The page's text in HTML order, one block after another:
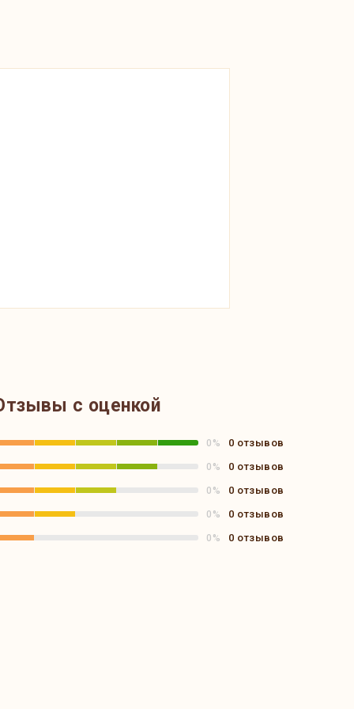
с оценкой
0% 0 отзывов
0% 0 отзывов
0% 0 отзывов
0% 0 отзывов
0% 0 отзывов